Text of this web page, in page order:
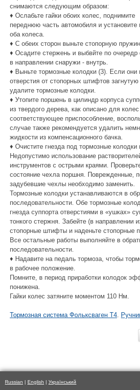
снимаются следующим образом:
♦ Ослабьте гайки обоих колес, поднимите
переднюю часть автомобиля и установите
оба колеса.
♦ С обеих сторон выньте стопорную
♦ Осадите стержень и выбвйте по
в направлении снаружи - внутрь.
♦ Выньте тормозные колодки (3). Если они
отверстия от стопорных штифтов
удалите тормозные колодки.
♦ Утопите поршень в цилиндр корпуса
из твердого дерева, как описано для
соответствующее приспособление,
случае также рекомендуется удалить
жидкости из компенсационного бачка.
♦ Очистите гнезда под тормозные колодки
Недопустимо использование
инструментов с острыми краями.
состояние чехла поршня. Поврежденные,
задубевшие чехлы необходимо заменить.
Тормозные колодки устанавливаются в
последовательности. Обе тормозные
гнезда суппорта отверстиями в «ушках»
тонкого стержня. Забейте (в направлении
стопорные штифты и наденьте стопорные
Все остальные работы выполняйте в
последовательности.
♦ Надавите на педаль тормоза, чтобы
в рабочее положение.
Помните, в период приработки колодок
понижена.
Гайки колес затяните моментом 110 Нм.
Тормозная система Фольксваген Т4.
Russian | English | Український